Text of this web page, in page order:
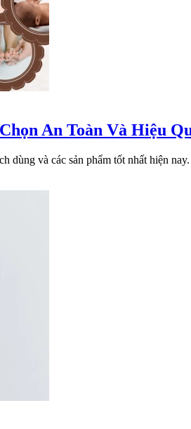
An Toàn Và Hiệu
dùng và các sản phẩm tốt nhất hiện